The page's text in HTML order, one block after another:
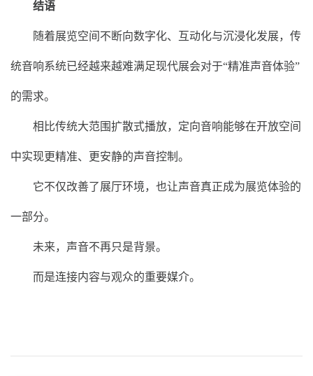
结语
随着展览空间不断向数字化、互动化与沉浸化发展，传
统音响系统已经越来越难满足现代展会对于“精准声音体验”
的需求。
相比传统大范围扩散式播放，定向音响能够在开放空间
中实现更精准、更安静的声音控制。
它不仅改善了展厅环境，也让声音真正成为展览体验的
一部分。
未来，声音不再只是背景。
而是连接内容与观众的重要媒介。